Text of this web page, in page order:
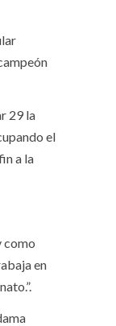
29 la
el
a la
como
en